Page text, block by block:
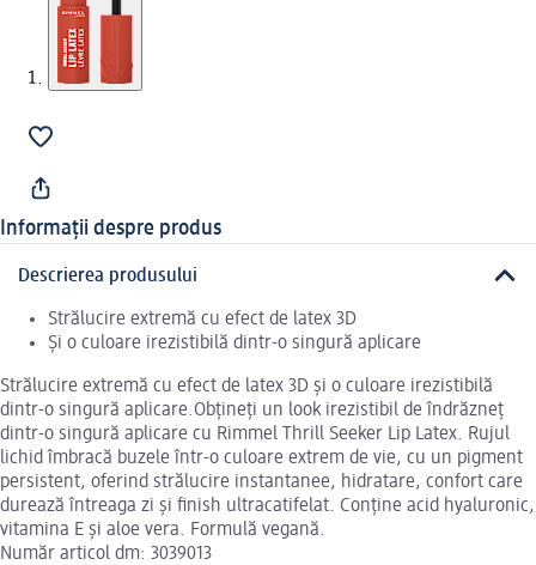
Informații despre produs
Descrierea produsului
Strălucire extremă cu efect de latex 3D
Și o culoare irezistibilă dintr-o singură aplicare
Strălucire extremă cu efect de latex 3D și o culoare irezistibilă
dintr-o singură aplicare.Obțineți un look irezistibil de îndrăzneț
dintr-o singură aplicare cu Rimmel Thrill Seeker Lip Latex. Rujul
lichid îmbracă buzele într-o culoare extrem de vie, cu un pigment
persistent, oferind strălucire instantanee, hidratare, confort care
durează întreaga zi și finish ultracatifelat. Conține acid hyaluronic,
vitamina E și aloe vera. Formulă vegană.
Număr articol dm: 3039013